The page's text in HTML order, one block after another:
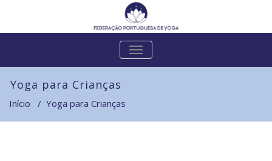
content
ALTERNAR
A
NAVEGAÇÃO
Yoga para Crianças
Início / Yoga para Crianças